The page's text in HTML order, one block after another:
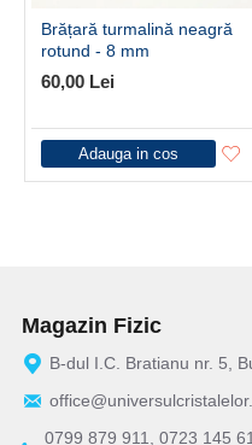
Brățară turmalină neagră
rotund - 8 mm
60,00 Lei
Adauga in cos
Magazin Fizic
B-dul I.C. Bratianu nr. 5,
0799 879 911, 0723 145